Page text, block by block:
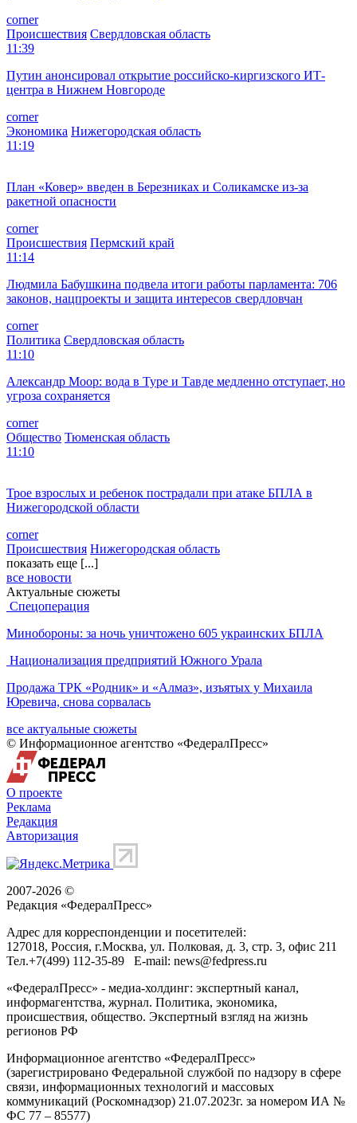
corner
Происшествия Свердловская область
11:39
Путин анонсировал открытие российско-киргизского ИТ-
центра в Нижнем Новгороде
corner
Экономика Нижегородская область
11:19
План «Ковер» введен в Березниках и Соликамске из-за
ракетной опасности
corner
Происшествия Пермский край
11:14
Людмила Бабушкина подвела итоги работы парламента: 706
законов, нацпроекты и защита интересов свердловчан
corner
Политика Свердловская область
11:10
Александр Моор: вода в Туре и Тавде медленно отступает, но
угроза сохраняется
corner
Общество Тюменская область
11:10
Трое взрослых и ребенок пострадали при атаке БПЛА в
Нижегородской области
corner
Происшествия Нижегородская область
показать еще [...]
все новости
Актуальные сюжеты
Спецоперация
Минобороны: за ночь уничтожено 605 украинских БПЛА
Национализация предприятий Южного Урала
Продажа ТРК «Родник» и «Алмаз», изъятых у Михаила
Юревича, снова сорвалась
все актуальные сюжеты
© Информационное агентство «ФедералПресс»
О проекте
Реклама
Редакция
Авторизация
2007-2026 ©
Редакция «ФедералПресс»
Адрес для корреспонденции и посетителей:
127018, Россия, г.Москва, ул. Полковая, д. 3, стр. 3, офис 211
Тел.+7(499) 112-35-89 E-mail: news@fedpress.ru
«ФедералПресс» - медиа-холдинг: экспертный канал,
информагентства, журнал. Политика, экономика,
происшествия, общество. Экспертный взгляд на жизнь
регионов РФ
Информационное агентство «ФедералПресс»
(зарегистрировано Федеральной службой по надзору в сфере
связи, информационных технологий и массовых
коммуникаций (Роскомнадзор) 21.07.2023г. за номером ИА №
ФС 77 – 85577)